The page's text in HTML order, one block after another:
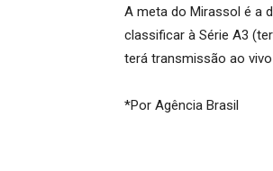
A meta do Mirassol é a
classificar à Série A3
terá transmissão ao
*Por Agência Brasil